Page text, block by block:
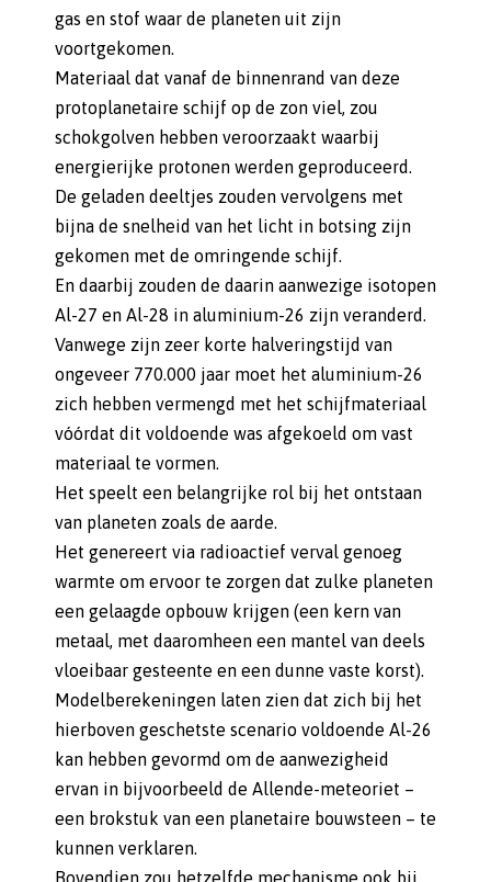
gas en stof waar de planeten uit zijn
voortgekomen.
Materiaal dat vanaf de binnenrand van deze
protoplanetaire schijf op de zon viel, zou
schokgolven hebben veroorzaakt waarbij
energierijke protonen werden geproduceerd.
De geladen deeltjes zouden vervolgens met
bijna de snelheid van het licht in botsing zijn
gekomen met de omringende schijf.
En daarbij zouden de daarin aanwezige isotopen
Al-27 en Al-28 in aluminium-26 zijn veranderd.
Vanwege zijn zeer korte halveringstijd van
ongeveer 770.000 jaar moet het aluminium-26
zich hebben vermengd met het schijfmateriaal
vóórdat dit voldoende was afgekoeld om vast
materiaal te vormen.
Het speelt een belangrijke rol bij het ontstaan
van planeten zoals de aarde.
Het genereert via radioactief verval genoeg
warmte om ervoor te zorgen dat zulke planeten
een gelaagde opbouw krijgen (een kern van
metaal, met daaromheen een mantel van deels
vloeibaar gesteente en een dunne vaste korst).
Modelberekeningen laten zien dat zich bij het
hierboven geschetste scenario voldoende Al-26
kan hebben gevormd om de aanwezigheid
ervan in bijvoorbeeld de Allende-meteoriet –
een brokstuk van een planetaire bouwsteen – te
kunnen verklaren.
Bovendien zou hetzelfde mechanisme ook bij